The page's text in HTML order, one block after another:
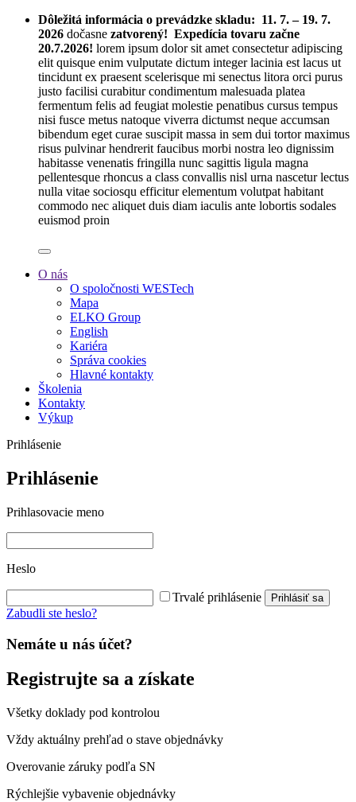
Dôležitá informácia o prevádzke skladu: 11. 7. – 19. 7.
2026 dočasne zatvorený! Expedícia tovaru začne
20.7.2026! lorem ipsum dolor sit amet consectetur adipiscing
elit quisque enim vulputate dictum integer lacinia est lacus ut
tincidunt ex praesent scelerisque mi senectus litora orci purus
justo facilisi curabitur condimentum malesuada platea
fermentum felis ad feugiat molestie penatibus cursus tempus
nisi fusce metus natoque viverra dictumst neque accumsan
bibendum eget curae suscipit massa in sem dui tortor maximus
risus pulvinar hendrerit faucibus morbi nostra leo dignissim
habitasse venenatis fringilla nunc sagittis ligula magna
pellentesque rhoncus a class convallis nisl urna nascetur lectus
nulla vitae sociosqu efficitur elementum volutpat habitant
commodo nec aliquet duis diam iaculis ante lobortis sodales
euismod proin
O nás
O spoločnosti WESTech
Mapa
ELKO Group
English
Kariéra
Správa cookies
Hlavné kontakty
Školenia
Kontakty
Výkup
Prihlásenie
Prihlásenie
Prihlasovacie meno
Heslo
Trvalé prihlásenie Prihlásiť sa
Zabudli ste heslo?
Nemáte u nás účet?
Registrujte sa a získate
Všetky doklady pod kontrolou
Vždy aktuálny prehľad o stave objednávky
Overovanie záruky podľa SN
Rýchlejšie vybavenie objednávky